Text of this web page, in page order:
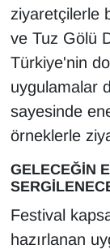
ziyaretçilerle
ve Tuz Gölü
Türkiye'nin
uygulamalar
sayesinde
örneklerle
GELECEĞİN
Festival
hazırlanan